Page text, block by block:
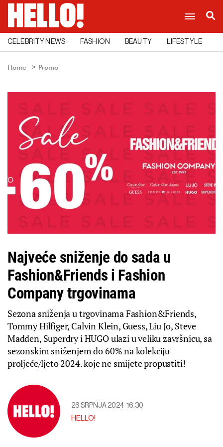
CELEBRITY NEWS FASHION BEAUTY LIFESTYLE
Home Promo
Najveće sniženje do sada u
Fashion&Friends i Fashion
Company trgovinama
Sezona sniženja u trgovinama Fashion&Friends,
Tommy Hilfiger, Calvin Klein, Guess, Liu Jo, Steve
Madden, Superdry i HUGO ulazi u veliku završnicu, sa
sezonskim sniženjem do 60% na kolekciju
proljeće/ljeto 2024. koje ne smijete propustiti!
26 SRPNJA 2024 16:30
HELLO!